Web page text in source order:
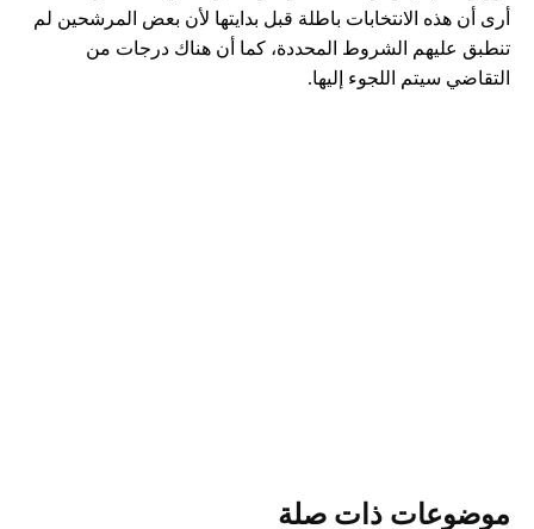
أرى أن هذه الانتخابات باطلة قبل بدايتها لأن بعض المرشحين لم
تنطبق عليهم الشروط المحددة، كما أن هناك درجات من
التقاضي سيتم اللجوء إليها.
موضوعات ذات صلة